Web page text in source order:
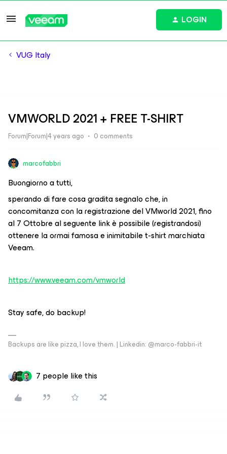
LOGIN
VUG Italy
VMWORLD 2021 + FREE T-SHIRT
Forum|Forum|4 years ago 0 comments
marcofabbri
Buongiorno a tutti,
sperando di fare cosa gradita segnalo che, in
concomitanza con la registrazione del VMworld 2021, fino
al 7 Ottobre al seguente link è possibile (registrandosi)
ottenere la ormai famosa e inimitabile t-shirt marchiata
Veeam.
https://www.veeam.com/vmworld
Stay safe, do backup!
Backups are like pizza, I love them. | Linkedin: @marco-fabbri-it
7 people like this